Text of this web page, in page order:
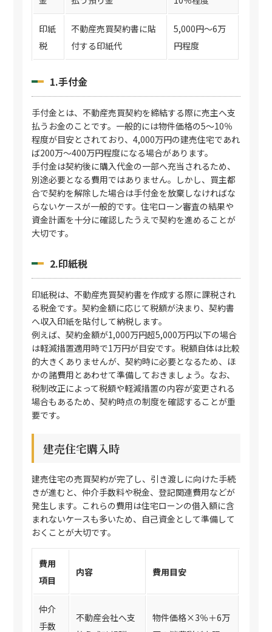
印紙
税
不動産売買契約書に貼
付する印紙代
5,000円〜6万
円程度
1.手付金
手付金とは、不動産売買契約を締結する際に売主へ支
払うお金のことです。一般的には物件価格の5〜10％
程度が目安とされており、4,000万円の建売住宅であれ
ば200万〜400万円程度になる場合があります。
手付金は契約後に購入代金の一部へ充当されるため、
別途必要となる費用ではありません。しかし、買主都
合で契約を解除した場合は手付金を放棄しなければな
らないケースが一般的です。住宅ローン審査の結果や
資金計画を十分に確認したうえで契約を進めることが
大切です。
2.印紙税
印紙税は、不動産売買契約書を作成する際に課税され
る税金です。契約金額に応じて税額が決まり、契約書
へ収入印紙を貼付して納税します。
例えば、契約金額が1,000万円超5,000万円以下の場合
は軽減措置適用時で1万円が目安です。税額自体は比較
的大きくありませんが、契約時に必要となるため、ほ
かの諸費用とあわせて準備しておきましょう。なお、
税制改正によって税額や軽減措置の内容が変更される
場合もあるため、契約時点の制度を確認することが重
要です。
建売住宅購入時
建売住宅の売買契約が完了し、引き渡しに向けた手続
きが進むと、仲介手数料や税金、登記関連費用などが
発生します。これらの費用は住宅ローンの借入額に含
まれないケースも多いため、自己資金として準備して
おくことが大切です。
費用
項目
内容 費用目安
仲介
手数
不動産会社へ支
物件価格×3％＋6万